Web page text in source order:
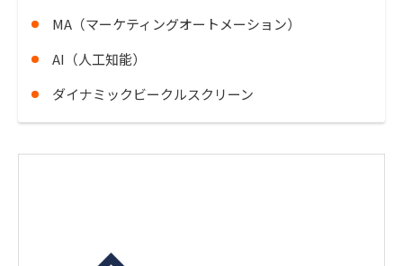
MA（マーケティングオートメーション）
AI（人工知能）
ダイナミックビークルスクリーン